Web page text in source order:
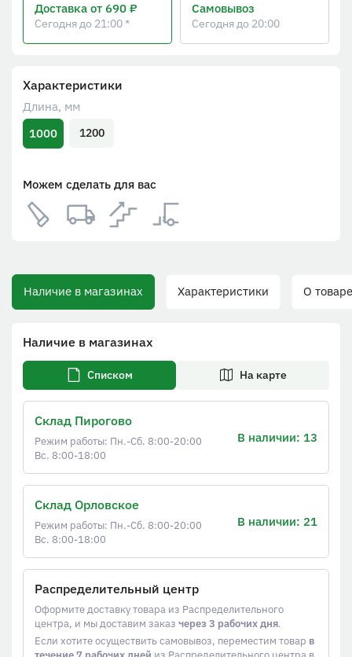
Характеристики
Длина, мм
1000
1200
Можем сделать для вас
Доставка от 690 ₽
Сегодня до 21:00 *
Самовывоз
Сегодня до 20:00
в магазинах Характеристики О товаре
Наличие в магазинах
Списком На карте
Склад Пирогово
Режим работы: Пн.-Сб. 8:00-20:00
Вс. 8:00-18:00
В наличии: 13
Склад Орловское
Режим работы: Пн.-Сб. 8:00-20:00
Вс. 8:00-18:00
В наличии: 21
Распределительный центр
Оформите доставку товара из Распределительного
центра, и мы доставим заказ через 3 рабочих дня.
Если хотите осуществить самовывоз, переместим товар в
течение 7 рабочих дней из Распределительного центра в